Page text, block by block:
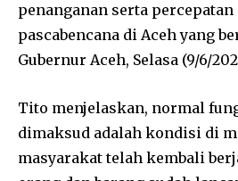
penanganan serta
pascabencana di Aceh yang
Gubernur Aceh, Selasa (9/6/
Tito menjelaskan, normal
dimaksud adalah kondisi di
masyarakat telah kembali